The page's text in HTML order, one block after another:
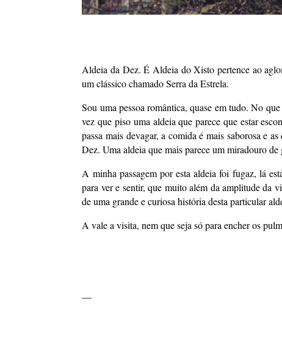
Aldeia da Dez. É Aldeia do Xisto pertence ao
um clássico chamado Serra da Estrela.
Sou uma pessoa romântica, quase em tudo. No
vez que piso uma aldeia que parece que estar
passa mais devagar, a comida é mais saborosa e
Dez. Uma aldeia que mais parece um miradouro de
A minha passagem por esta aldeia foi fugaz, lá
para ver e sentir, que muito além da amplitude da
de uma grande e curiosa história desta particular
A vale a visita, nem que seja só para encher os
—